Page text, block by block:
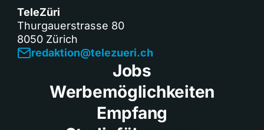
TeleZüri
Thurgauerstrasse 80
8050 Zürich
redaktion@telezueri.ch
Jobs
Werbemöglichkeiten
Empfang